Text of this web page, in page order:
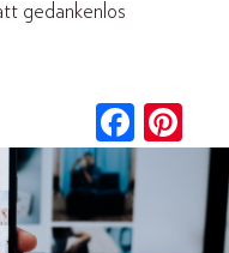
gedankenlos